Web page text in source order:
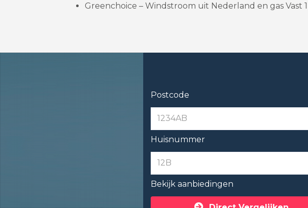
Greenchoice – Windstroom uit Nederland en gas Vast
Postcode
Huisnummer
Bekijk aanbiedingen